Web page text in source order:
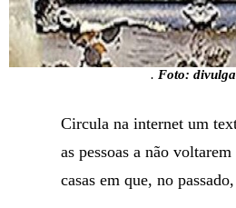
. Foto:
Circula na internet um
as pessoas a não
casas em que, no